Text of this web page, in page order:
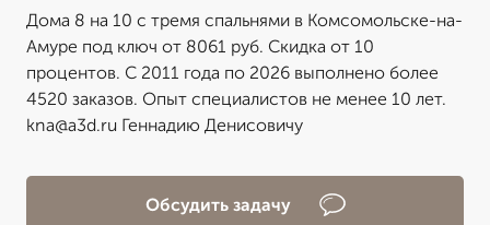
Дома 8 на 10 с тремя спальнями в Комсомольске-на-
Амуре под ключ от 8061 руб. Скидка от 10
процентов. С 2011 года по 2026 выполнено более
4520 заказов. Опыт специалистов не менее 10 лет.
kna@a3d.ru Геннадию Денисовичу
Обсудить задачу